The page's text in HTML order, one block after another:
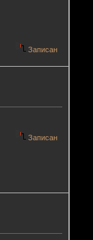
Записан
Записан